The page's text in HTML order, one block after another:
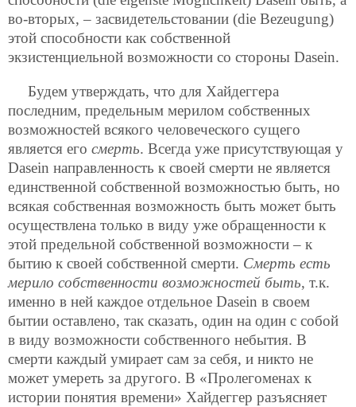
во-вторых, – засвидетельстовании (die Bezeugung)
этой способности как собственной
экзистенциельной возможности со стороны Dasein.
Будем утверждать, что для Хайдеггера
последним, предельным мерилом собственных
возможностей всякого человеческого сущего
является его смерть. Всегда уже присутствующая у
Dasein направленность к своей смерти не является
единственной собственной возможностью быть, но
всякая собственная возможность быть может быть
осуществлена только в виду уже обращенности к
этой предельной собственной возможности – к
бытию к своей собственной смерти. Смерть есть
мерило собственности возможностей быть, т.к.
именно в ней каждое отдельное Dasein в своем
бытии оставлено, так сказать, один на один с собой
в виду возможности собственного небытия. В
смерти каждый умирает сам за себя, и никто не
может умереть за другого. В «Пролегоменах к
истории понятия времени» Хайдеггер разъясняет